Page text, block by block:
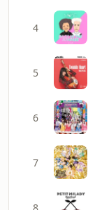
4
5
6
7
8